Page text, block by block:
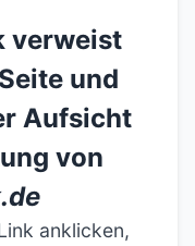
verweist
und
Aufsicht
von
anklicken,